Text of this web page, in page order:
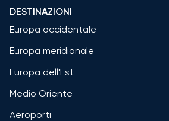
DESTINAZIONI
Europa occidentale
Europa meridionale
Europa dell'Est
Medio Oriente
Aeroporti